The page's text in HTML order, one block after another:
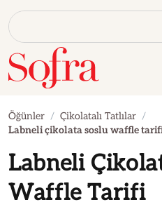
Öğünler
Çikolatalı Tatlılar
Labneli çikolata soslu waffle
Labneli
Waffle Tarifi